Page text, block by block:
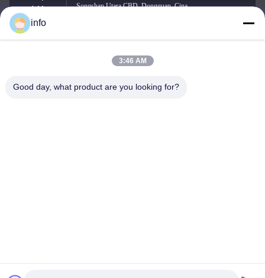
Address
Songshan Utara CBD, Dongguan, Cina
info@gdpowerplus.com
info
3:46 AM
Good day, what product are you looking for?